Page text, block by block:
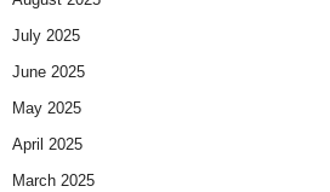
July 2025
June 2025
May 2025
April 2025
March 2025